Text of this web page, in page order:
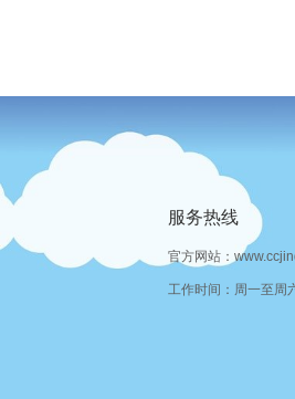
服务热线
官方网站：
工作时间：周一至周